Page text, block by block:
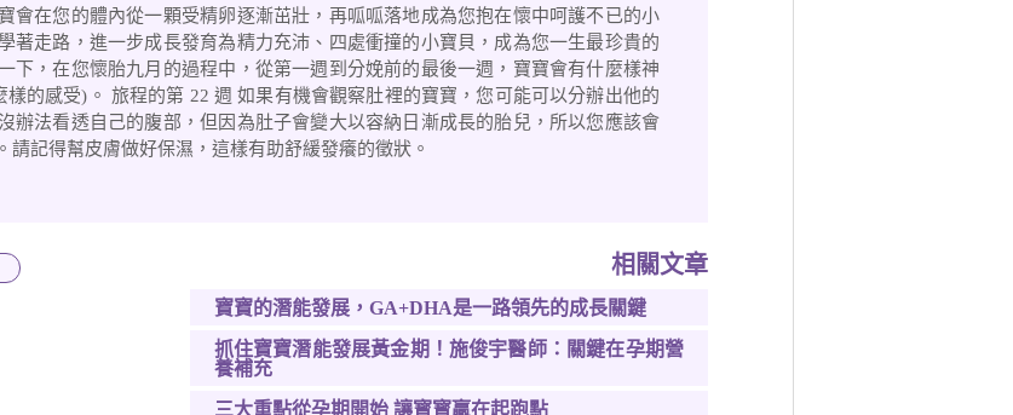
會在您的體內從一顆受精卵逐漸茁壯，再呱呱落地成為您抱在懷中呵護不已的小
著走路，進一步成長發育為精力充沛、四處衝撞的小寶貝，成為您一生最珍貴的
下，在您懷胎九月的過程中，從第一週到分娩前的最後一週，寶寶會有什麼樣神
的感受)。 旅程的第 22 週 如果有機會觀察肚裡的寶寶，您可能可以分辦出他的
辦法看透自己的腹部，但因為肚子會變大以容納日漸成長的胎兒，所以您應該會
請記得幫皮膚做好保濕，這樣有助舒緩發癢的徵狀。
相關文章
寶寶的潛能發展，GA+DHA是一路領先的成長關鍵
抓住寶寶潛能發展黃金期！施俊宇醫師：關鍵在孕期營
養補充
三大重點從孕期開始 讓寳寳贏在起跑點